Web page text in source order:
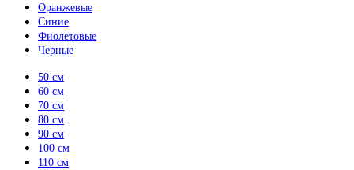
Оранжевые
Синие
Фиолетовые
Черные
50 см
60 см
70 см
80 см
90 см
100 см
110 см